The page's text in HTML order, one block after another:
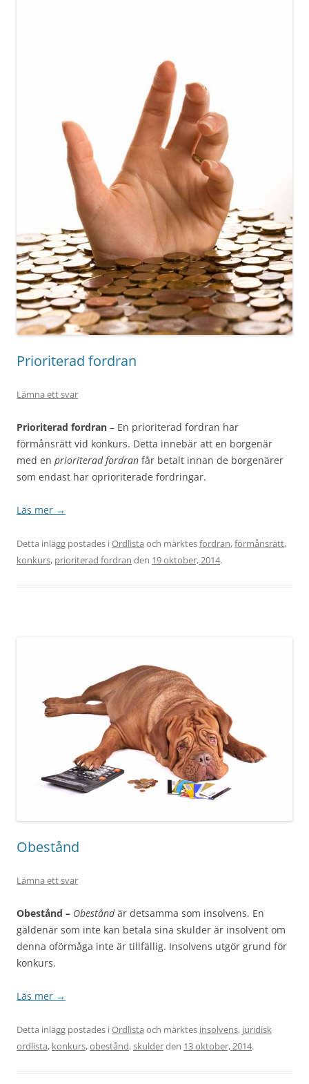
Prioriterad fordran
Lämna ett svar
Prioriterad fordran – En prioriterad fordran har
förmånsrätt vid konkurs. Detta innebär att en borgenär
med en prioriterad fordran får betalt innan de borgenärer
som endast har oprioriterade fordringar.
Läs mer →
Detta inlägg postades iOrdlista och märktesfordran,förmånsrätt,
konkurs, prioriterad fordran den 19 oktober, 2014.
Obestånd
Lämna ett svar
Obestånd – Obeståndär detsamma som insolvens. En
gäldenär som inte kan betala sina skulder är insolvent om
denna oförmåga inte är tillfällig. Insolvens utgör grund för
konkurs.
Läs mer →
Detta inlägg postades iOrdlista och märktes insolvens, juridisk
ordlista, konkurs,obestånd,skulderden 13 oktober, 2014.